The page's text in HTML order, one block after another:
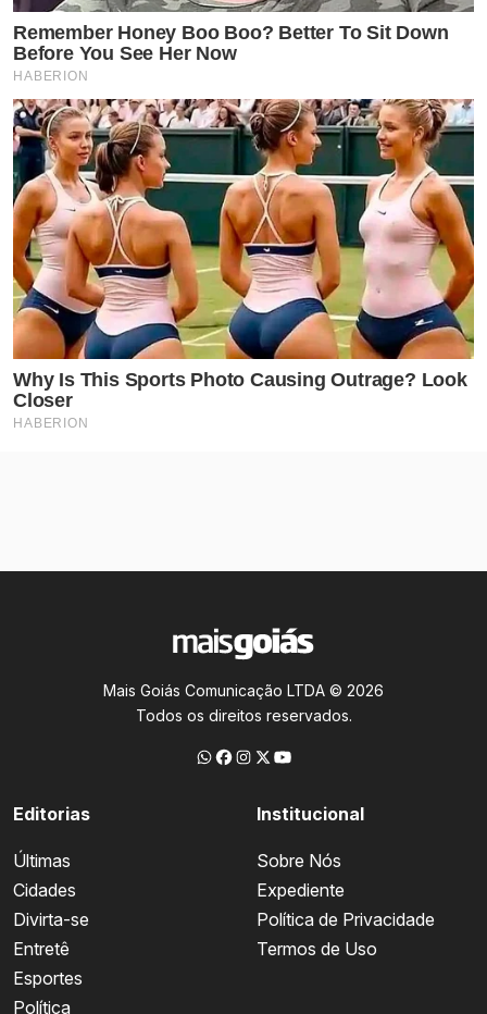
Mais Goiás Comunicação LTDA © 2026
Todos os direitos reservados.
Editorias
Últimas
Cidades
Divirta-se
Entretê
Esportes
Política
Institucional
Sobre Nós
Expediente
Política de Privacidade
Termos de Uso